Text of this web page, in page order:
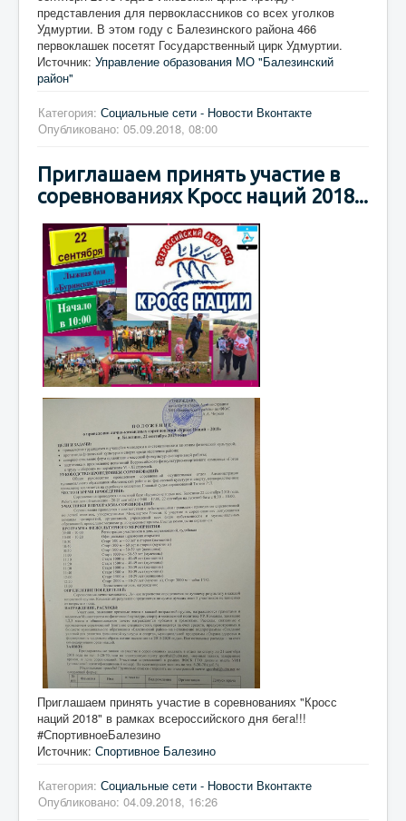
представления для первоклассников со всех уголков
Удмуртии. В этом году с Балезинского района 466
первоклашек посетят Государственный цирк Удмуртии.
Источник: Управление образования МО "Балезинский
район"
Категория: Социальные сети - Новости Вконтакте
Опубликовано: 05.09.2018, 08:00
Приглашаем принять участие в
соревнованиях Кросс наций 2018...
Приглашаем принять участие в соревнованиях "Кросс
наций 2018" в рамках всероссийского дня бега!!!
#СпортивноеБалезино
Источник: Спортивное Балезино
Категория: Социальные сети - Новости Вконтакте
Опубликовано: 04.09.2018, 16:26